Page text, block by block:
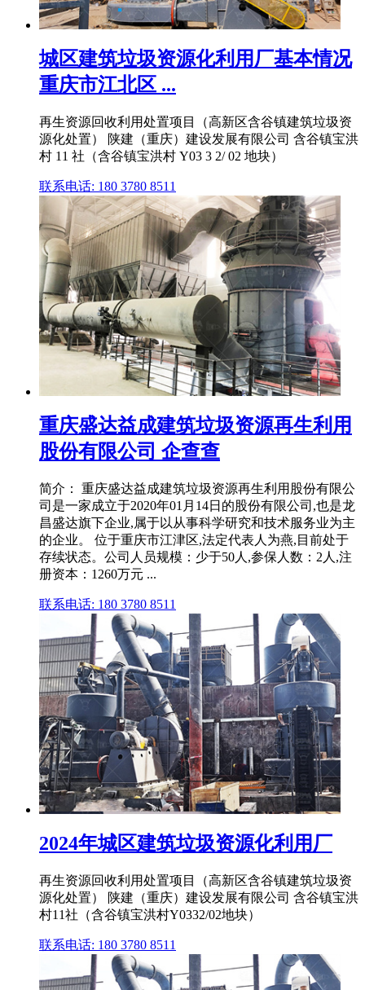
城区建筑垃圾资源化利用厂基本情况
重庆市江北区 ...
再生资源回收利用处置项目（高新区含谷镇建筑垃圾资
源化处置） 陕建（重庆）建设发展有限公司 含谷镇宝洪
村 11 社（含谷镇宝洪村 Y03 3 2/ 02 地块）
联系电话: 180 3780 8511
重庆盛达益成建筑垃圾资源再生利用
股份有限公司 企查查
简介： 重庆盛达益成建筑垃圾资源再生利用股份有限公
司是⼀家成⽴于2020年01月14日的股份有限公司,也是龙
昌盛达旗下企业,属于以从事科学研究和技术服务业为主
的企业。 位于重庆市江津区,法定代表人为燕,目前处于
存续状态。公司人员规模：少于50人,参保人数：2人,注
册资本：1260万元 ...
联系电话: 180 3780 8511
2024年城区建筑垃圾资源化利用厂
再生资源回收利用处置项目（高新区含谷镇建筑垃圾资
源化处置） 陕建（重庆）建设发展有限公司 含谷镇宝洪
村11社（含谷镇宝洪村Y0332/02地块）
联系电话: 180 3780 8511